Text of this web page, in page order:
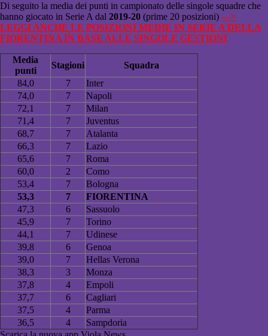
Di seguito la media dei punti in campionato delle singole squadre che
hanno giocato in Serie A dal 2019-20 (prime 20 posizioni) --->
LEGGI ANCHE LE POSIZIONI MEDIE IN SERIE A DELLA
FIORENTINA IN BASE ALLE SINGOLE GESTIONI
Media
punti
Stagioni
Squadra
84,0
7
Inter
74,0
7
Napoli
72,1
7
Milan
71,4
7
Juventus
68,7
7
Atalanta
66,3
7
Lazio
65,6
7
Roma
60,0
2
Como
53,4
7
Bologna
53,3
7
FIORENTINA
47,3
6
Sassuolo
45,9
7
Torino
44,1
7
Udinese
39,8
6
Genoa
39,0
7
Hellas Verona
38,3
3
Monza
37,8
4
Empoli
37,7
6
Cagliari
37,5
4
Parma
36,5
4
Sampdoria